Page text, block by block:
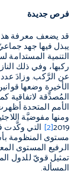
فرص جديدة
قد يضعف معرفة
يبذل فيها جهد
ركبها، وفي ذلك
عن الرَّكب. وزادَ عدد
الأخيرة وضعها
المُصدِّقة لاتفاقية
الأمم المتحدة
ومنها مفوضيَّة
2019
[2] التي وكَّدت
مستوى المنظومة
الرفيع المستوى
تمثيل قويّ للدول
المسألة.